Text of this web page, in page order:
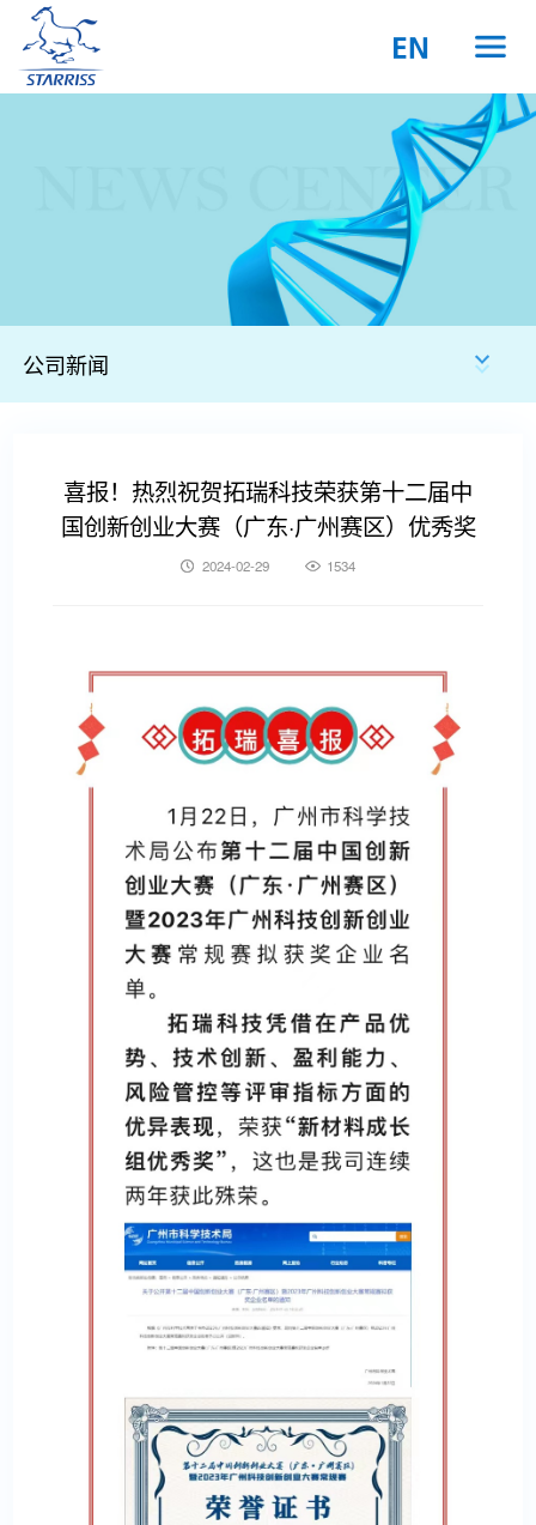
公司新闻
喜报！热烈祝贺拓瑞科技荣获第十二届中
国创新创业大赛（广东·广州赛区）优秀奖
2024-02-29 1534